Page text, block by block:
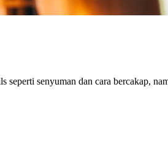
senyuman dan cara bercakap,